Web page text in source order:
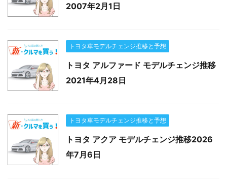
2007年2月1日
トヨタ車モデルチェンジ推移と予想
トヨタ アルファード モデルチェンジ推移
2021年4月28日
トヨタ車モデルチェンジ推移と予想
トヨタ アクア モデルチェンジ推移2026
年7月6日